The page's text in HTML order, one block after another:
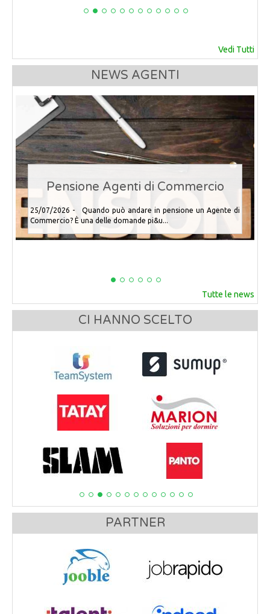
Vedi Tutti
NEWS AGENTI
Pensione Agenti di Commercio
25/07/2026 - Quando può andare in pensione un Agente di
Commercio? È una delle domande pi&u...
Tutte le news
CI HANNO SCELTO
PARTNER